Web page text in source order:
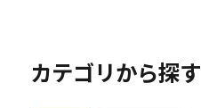
カテゴリから探す